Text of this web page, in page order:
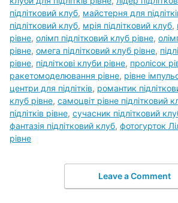
підлітковий клуб, майстерня для
підлітковий клуб, мрія підлітковий клуб,
рівне, олімп підлітковий клуб рівне,
рівне, омега підлітковий клуб рівне,
рівне, підліткові клуби рівне, пролісок
ракетомоделювання рівне, рівне
центри для підлітків, романтик
клуб рівне, самоцвіт рівне підлітковий
підлітків рівне, сучасник підлітковий
фантазія підлітковий клуб, фотогурток
рівне
Leave a Comment